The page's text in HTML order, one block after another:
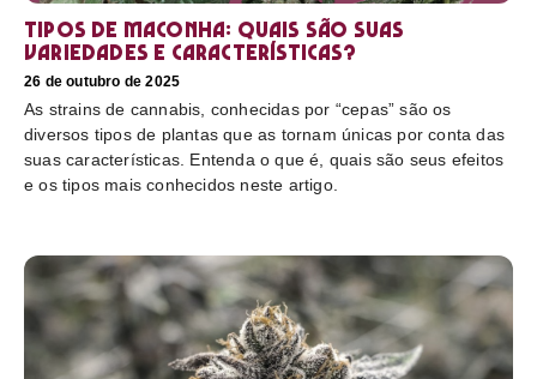
Tipos de maconha: quais são suas
variedades e características?
26 de outubro de 2025
As strains de cannabis, conhecidas por “cepas” são os
diversos tipos de plantas que as tornam únicas por conta das
suas características. Entenda o que é, quais são seus efeitos
e os tipos mais conhecidos neste artigo.